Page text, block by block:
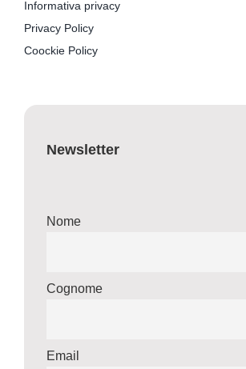
Informativa privacy
Privacy Policy
Coockie Policy
Newsletter
Nome
Cognome
Email